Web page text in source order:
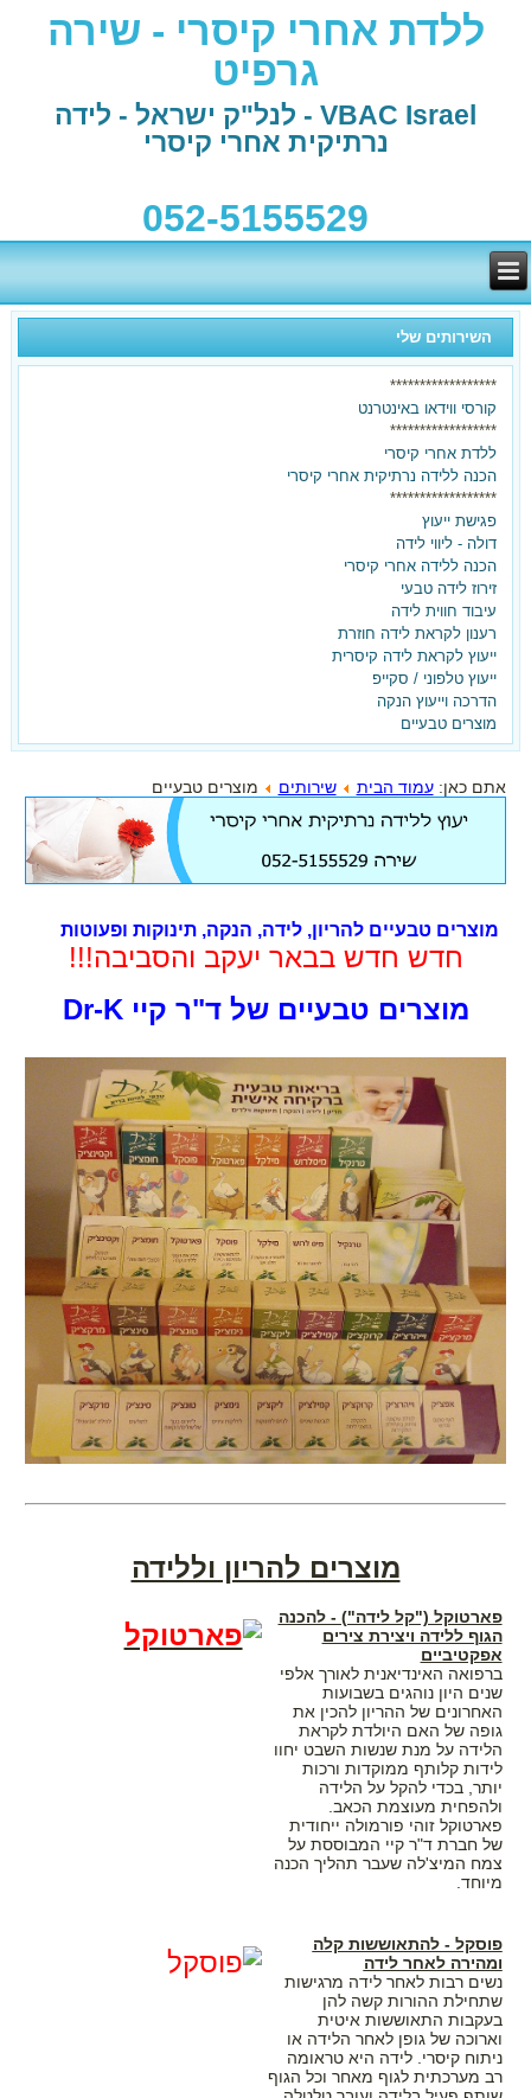
ללדת אחרי קיסרי - שירה
גרפיט
VBAC Israel - לנל"ק ישראל - לידה
נרתיקית אחרי קיסרי
052-5155529
השירותים שלי
******************
קורסי ווידאו באינטרנט
******************
ללדת אחרי קיסרי
הכנה ללידה נרתיקית אחרי קיסרי
******************
פגישת ייעוץ
דולה - ליווי לידה
הכנה ללידה אחרי קיסרי
זירוז לידה טבעי
עיבוד חווית לידה
רענון לקראת לידה חוזרת
ייעוץ לקראת לידה קיסרית
ייעוץ טלפוני / סקייפ
הדרכה וייעוץ הנקה
מוצרים טבעיים
אתם כאן:עמוד הבית שירותים מוצרים טבעיים
מוצרים טבעיים להריון, לידה, הנקה, תינוקות ופעוטות
חדש חדש בבאר יעקב והסביבה!!!
מוצרים טבעיים של ד"ר קיי Dr-K
מוצרים להריון וללידה
פארטוקל ("קל לידה") - להכנה
הגוף ללידה ויצירת צירים
אפקטיביים
ברפואה האינדיאנית לאורך אלפי
שנים היון נוהגים בשבועות
האחרונים של ההריון להכין את
גופה של האם היולדת לקראת
הלידה על מנת שנשות השבט יחוו
לידות קלותף ממוקדות ורכות
יותר, בכדי להקל על הלידה
ולהפחית מעוצמת הכאב.
פארטוקל זוהי פורמולה ייחודית
של חברת ד"ר קיי המבוססת על
צמח המיצ'לה שעבר תהליך הכנה
מיוחד.
פוסקל - להתאוששות קלה
ומהירה לאחר לידה
נשים רבות לאחר לידה מרגישות
שתחילת ההורות קשה להן
בעקבות התאוששות איטית
וארוכה של גופן לאחר הלידה או
ניתוח קיסרי. לידה היא טראומה
רב מערכתית לגוף מאחר וכל הגוף
בלידה הקודמת ילדת בקיסרי
ועכשיו את רוצה אחרת?
ברוכה הבאה,
הגעת למקום הנכון!
הצטרפי עכשיו לאתר וקבלי את
המדריך ללידה נרתיקית אחרי קיסרי -
בחינם!!!